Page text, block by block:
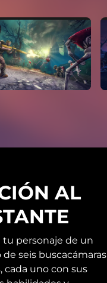
AL
tu personaje de un
de seis buscacámaras
cada uno con sus